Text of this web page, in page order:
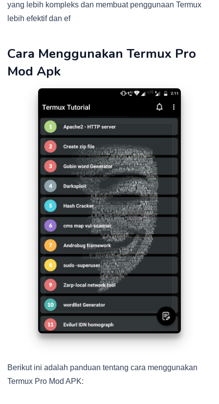
yang lebih kompleks dan membuat penggunaan Termux
lebih efektif dan ef
Cara Menggunakan Termux Pro
Mod Apk
Berikut ini adalah panduan tentang cara menggunakan
Termux Pro Mod APK: